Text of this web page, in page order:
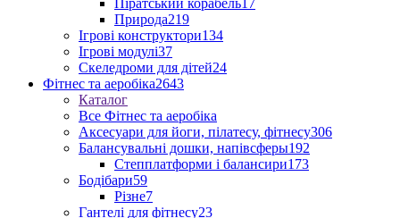
Піратський корабель17
Природа219
Ігрові конструктори134
Ігрові модулі37
Скеледроми для дітей24
Фітнес та аеробіка2643
Каталог
Все Фітнес та аеробіка
Аксесуари для йоги, пілатесу, фітнесу306
Балансувальні дошки, напівсферы192
Степплатформи і балансири173
Бодібари59
Різне7
Гантелі для фітнесу23